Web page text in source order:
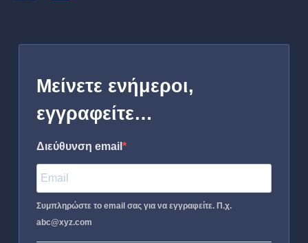
Μείνετε ενήμεροι,
εγγραφείτε…
Διεύθυνση email
Συμπληρώστε το email σας για να εγγραφείτε. Π.χ.
abc@xyz.com